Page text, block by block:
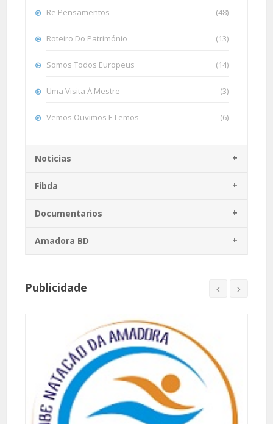
Re Pensamentos (48)
Roteiro Do Património (13)
Somos Todos Europeus (14)
Uma Visita À Mestre (3)
Vemos Ouvimos E Lemos (6)
Noticias
Fibda
Documentarios
Amadora BD
Publicidade